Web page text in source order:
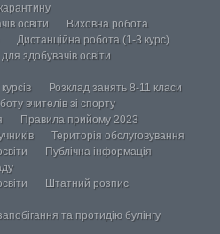
освіти
Виховна робота
Дистанційна робота (1-3 курс)
здобувачів освіти
Розклад занять 8-11 класи
вчителів зі спорту
Правила прийому 2023
Територія обслуговування
Публічна інформація
Штатний розпис
та протидію булінгу